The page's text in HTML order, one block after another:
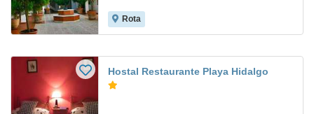
Rota
Hostal Restaurante Playa Hidalgo